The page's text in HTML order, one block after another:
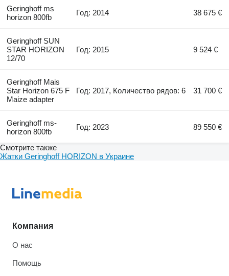
Geringhoff ms
horizon 800fb
Год: 2014 38 675 €
Geringhoff SUN
STAR HORIZON
12/70
Год: 2015 9 524 €
Geringhoff Mais
Star Horizon 675 F
Maize adapter
Год: 2017, Количество рядов: 6 31 700 €
Geringhoff ms-
horizon 800fb
Год: 2023 89 550 €
Смотрите также
Жатки Geringhoff HORIZON в Украине
Компания
О нас
Помощь